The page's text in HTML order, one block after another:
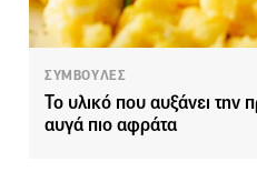
ΣΥΜΒΟΥΛΕΣ
Το υλικό που αυξάνει την
αυγά πιο αφράτα